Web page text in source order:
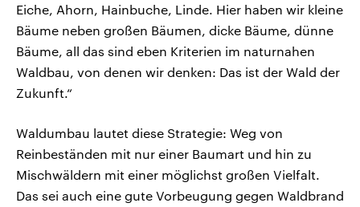
Eiche, Ahorn, Hainbuche, Linde. Hier haben wir kleine
Bäume neben großen Bäumen, dicke Bäume, dünne
Bäume, all das sind eben Kriterien im naturnahen
Waldbau, von denen wir denken: Das ist der Wald der
Zukunft.“
Waldumbau lautet diese Strategie: Weg von
Reinbeständen mit nur einer Baumart und hin zu
Mischwäldern mit einer möglichst großen Vielfalt.
Das sei auch eine gute Vorbeugung gegen Waldbrand